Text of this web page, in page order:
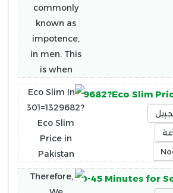
Slim
for About 30-45 Minutes for